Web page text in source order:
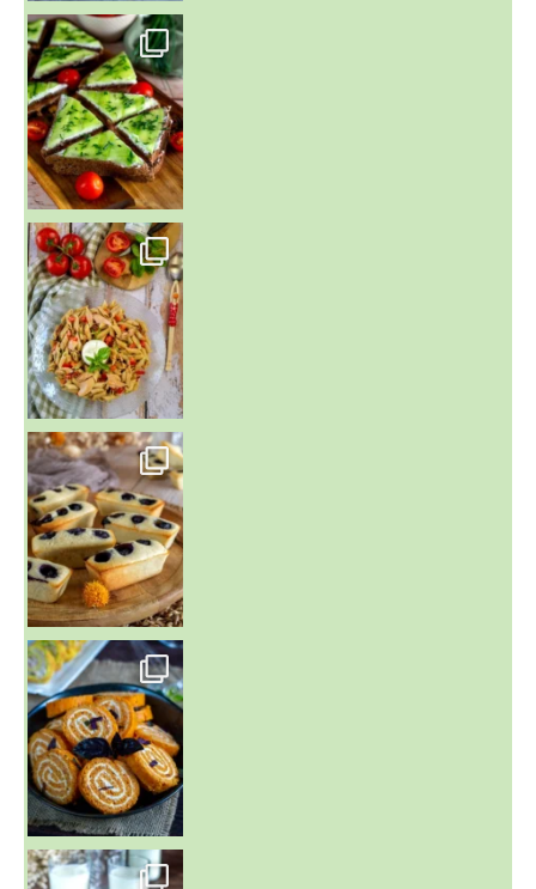
~ SALADE DE PÂTES AUX DEUX TOMATES THON ET BURRA
~ FINANCIERS MYRTILLES ET CITRON ~
Aujourd'hu